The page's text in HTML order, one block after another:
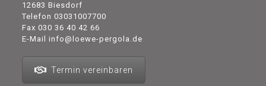
12683 Biesdorf
Telefon 03031007700
Fax 030 36 40 42 66
E-Mail info@loewe-pergola.de
Termin vereinbaren